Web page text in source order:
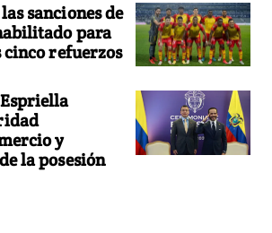
sanciones de
para
refuerzos
y
la posesión